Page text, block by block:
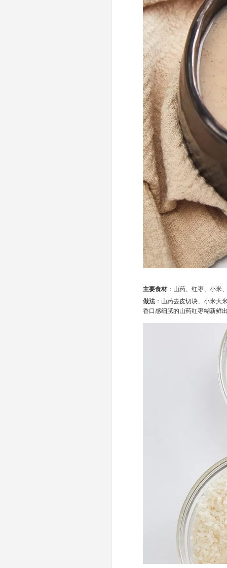
主要食材 ：山药、红枣、小米
做法 ：山药去皮切块、小米大
香口感细腻的山药红枣糊新鲜